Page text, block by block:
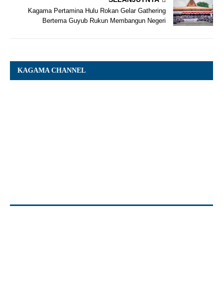
Kagama Pertamina Hulu Rokan Gelar Gathering
Bertema Guyub Rukun Membangun Negeri
KAGAMA CHANNEL